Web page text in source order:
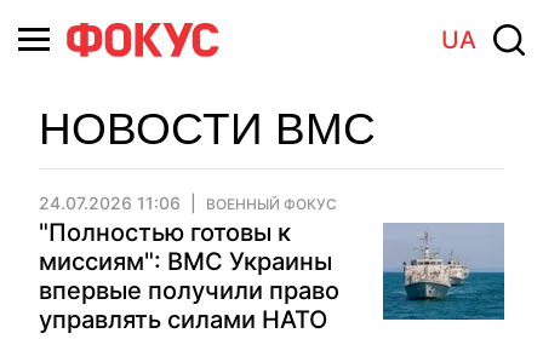
UA
НОВОСТИ ВМС
24.07.2026 11:06 ВОЕННЫЙ ФОКУС
"Полностью готовы к
миссиям": ВМС Украины
впервые получили право
управлять силами НАТО